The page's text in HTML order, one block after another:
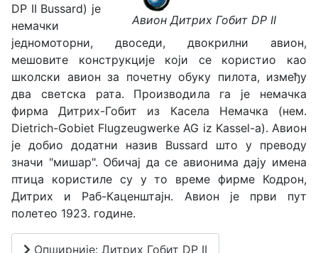
Авион Дитрих Гобит DP II
DP II Bussard) је
немачки
једномоторни, двоседи, двокрилни авион,
мешовите конструкције који се користио као
школски авион за почетну обуку пилота, између
два светска рата. Производила га је немачка
фирма Дитрих-Гобит из Касела Немачка (нем.
Dietrich-Gobiet Flugzeugwerke AG iz Kassel-a). Авион
је добио додатни назив Bussard што у преводу
значи "мишар". Обичај да се авионима дају имена
птица користиле су у то време фирме Кодрон,
Дитрих и Раб-Каценштајн. Авион је први пут
полетео 1923. године.
Опширније: Дитрих Гобит DP II